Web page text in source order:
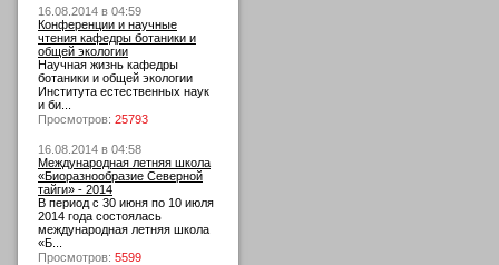
16.08.2014 в 04:59
Конференции и научные
чтения кафедры ботаники и
общей экологии
Научная жизнь кафедры
ботаники и общей экологии
Института естественных наук
и би...
Просмотров: 25793
16.08.2014 в 04:58
Международная летняя школа
«Биоразнообразие Северной
тайги» - 2014
В период с 30 июня по 10 июля
2014 года состоялась
международная летняя школа
«Б...
Просмотров: 5599